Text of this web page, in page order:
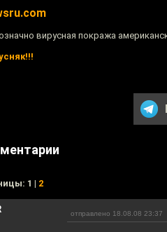
вирусная покража
1 | 2
отправлено 18.08.08 23:37